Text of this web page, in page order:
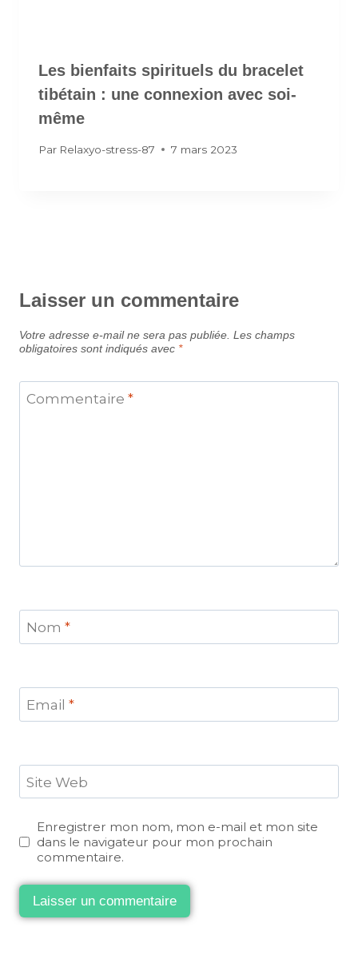
Les bienfaits spirituels du bracelet
tibétain : une connexion avec soi-
même
Par Relaxyo-stress-87 7 mars 2023
Laisser un commentaire
Votre adresse e-mail ne sera pas publiée. Les champs
obligatoires sont indiqués avec *
Commentaire *
Nom *
Email *
Site Web
Enregistrer mon nom, mon e-mail et mon site
dans le navigateur pour mon prochain
commentaire.